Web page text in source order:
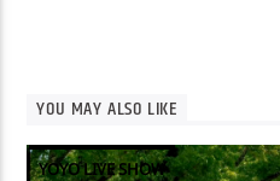
YOU MAY ALSO LIKE
YOYO LIVE SHOW